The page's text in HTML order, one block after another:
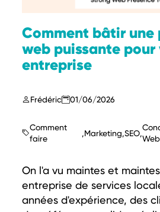
Comment bâtir une
web puissante
entreprise
Frédéric 01/06/2026
Comment
faire
,Marketing,SEO,
Web
On l'a vu maintes et
entreprise de services
années d'expérience, des